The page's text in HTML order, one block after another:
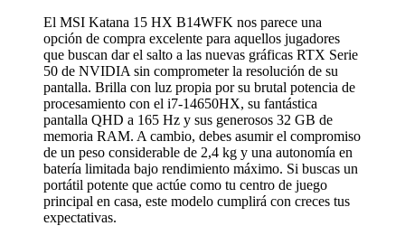
El MSI Katana 15 HX B14WFK nos parece una
opción de compra excelente para aquellos jugadores
que buscan dar el salto a las nuevas gráficas RTX Serie
50 de NVIDIA sin comprometer la resolución de su
pantalla. Brilla con luz propia por su brutal potencia de
procesamiento con el i7-14650HX, su fantástica
pantalla QHD a 165 Hz y sus generosos 32 GB de
memoria RAM. A cambio, debes asumir el compromiso
de un peso considerable de 2,4 kg y una autonomía en
batería limitada bajo rendimiento máximo. Si buscas un
portátil potente que actúe como tu centro de juego
principal en casa, este modelo cumplirá con creces tus
expectativas.